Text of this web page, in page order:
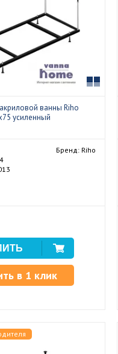
ванны Riho
усиленный
Бренд: Riho
в 1 клик